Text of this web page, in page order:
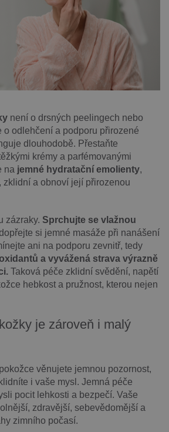
není o drsných peelingech nebo
o odlehčení a podporu přirozené
dlouhodobě. Přestaňte
krémy a parfémovanými
na jemné hydratační emolienty,
zklidní a obnoví její přirozenou
zázraky. Sprchujte se vlažnou
si jemné masáže při nanášení
ani na podporu zevnitř, tedy
a vyvážená strava výrazně
Taková péče zklidní svědění, napětí
hebkost a pružnost, kterou nejen
je zároveň i malý
věnujete jemnou pozornost,
i vaše mysl. Jemná péče
pocit lehkosti a bezpečí. Vaše
zdravější, sebevědomější a
zimního počasí.